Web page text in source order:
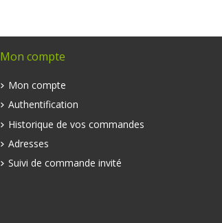
Mon compte
Mon compte
Authentification
Historique de vos commandes
Adresses
Suivi de commande invité